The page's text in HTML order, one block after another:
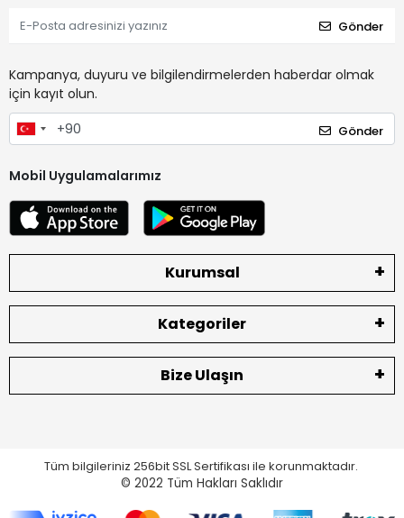
Gönder
Kampanya, duyuru ve bilgilendirmelerden haberdar olmak
için kayıt olun.
Gönder
Mobil Uygulamalarımız
Kurumsal
Kategoriler
Bize Ulaşın
Tüm bilgileriniz 256bit SSL Sertifikası ile korunmaktadır.
© 2022 Tüm Hakları Saklıdır